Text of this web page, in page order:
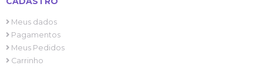
Meus dados
Pagamentos
Meus Pedidos
Carrinho